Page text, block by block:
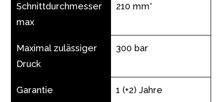
Schnittdurchmesser
max
210 mm*
Maximal zulässiger
Druck
300 bar
Garantie 1 (+2) Jahre